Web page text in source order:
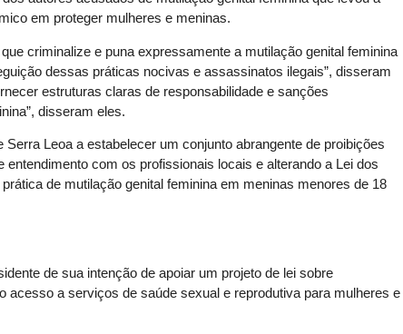
em proteger mulheres e meninas.
criminalize e puna expressamente a mutilação genital feminina
dessas práticas nocivas e assassinatos ilegais”, disseram
estruturas claras de responsabilidade e sanções
disseram eles.
Leoa a estabelecer um conjunto abrangente de proibições
com os profissionais locais e alterando a Lei dos
de mutilação genital feminina em meninas menores de 18
de sua intenção de apoiar um projeto de lei sobre
acesso a serviços de saúde sexual e reprodutiva para mulheres e